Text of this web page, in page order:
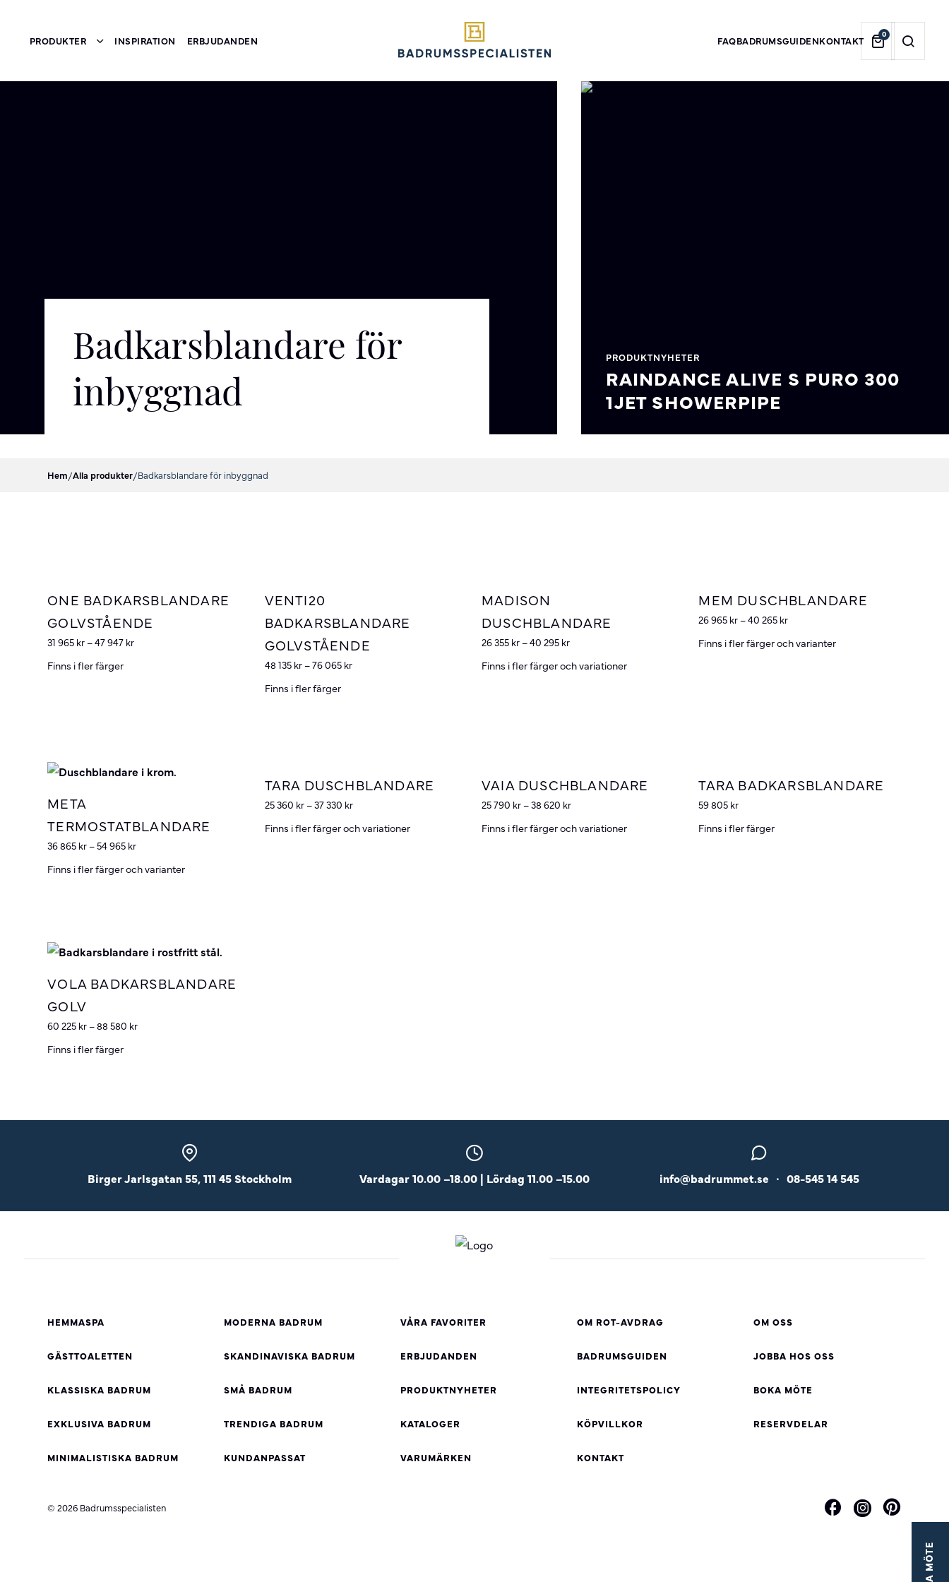
PRODUKTER Toggle submenu
INSPIRATION ERBJUDANDEN FAQBADRUMSGUIDENKONTAKT
0
Badkarsblandare för
inbyggnad
PRODUKTNYHETER
RAINDANCE ALIVE S PURO 300
1JET SHOWERPIPE
Hem/Alla produkter/Badkarsblandare för inbyggnad
ONE BADKARSBLANDARE
GOLVSTÅENDE
31 965 kr–47 947 kr
Finns i fler färger
VENTI20
BADKARSBLANDARE
GOLVSTÅENDE
48 135 kr–76 065 kr
Finns i fler färger
MADISON
DUSCHBLANDARE
26 355 kr–40 295 kr
Finns i fler färger och variationer
MEM DUSCHBLANDARE
26 965 kr–40 265 kr
Finns i fler färger och varianter
META
TERMOSTATBLANDARE
36 865 kr–54 965 kr
Finns i fler färger och varianter
TARA DUSCHBLANDARE
25 360 kr–37 330 kr
Finns i fler färger och variationer
VAIA DUSCHBLANDARE
25 790 kr–38 620 kr
Finns i fler färger och variationer
TARA BADKARSBLANDARE
59 805 kr
Finns i fler färger
VOLA BADKARSBLANDARE
GOLV
60 225 kr–88 580 kr
Finns i fler färger
Birger Jarlsgatan 55, 111 45 Stockholm Vardagar 10.00 –18.00 | Lördag 11.00 –15.00 info@badrummet.se • 08-545 14 545
HEMMASPA
GÄSTTOALETTEN
KLASSISKA BADRUM
EXKLUSIVA BADRUM
MINIMALISTISKA BADRUM
MODERNA BADRUM
SKANDINAVISKA BADRUM
SMÅ BADRUM
TRENDIGA BADRUM
KUNDANPASSAT
VÅRA FAVORITER
ERBJUDANDEN
PRODUKTNYHETER
KATALOGER
VARUMÄRKEN
OM ROT-AVDRAG
BADRUMSGUIDEN
INTEGRITETSPOLICY
KÖPVILLKOR
KONTAKT
OM OSS
JOBBA HOS OSS
BOKA MÖTE
RESERVDELAR
© 2026 Badrumsspecialisten